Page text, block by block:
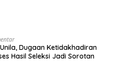
Dugaan Ketidakhadiran
Hasil Seleksi Jadi Sorotan